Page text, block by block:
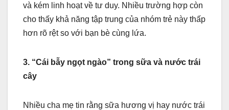
và kém linh hoạt về tư duy. Nhiều trường hợp còn
cho thấy khả năng tập trung của nhóm trẻ này thấp
hơn rõ rệt so với bạn bè cùng lứa.
3. “Cái bẫy ngọt ngào” trong sữa và nước trái
cây
Nhiều cha mẹ tin rằng sữa hương vị hay nước trái